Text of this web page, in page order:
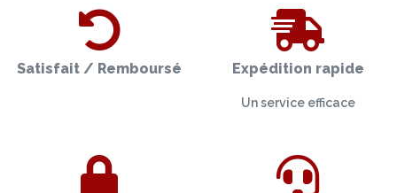
Satisfait / Remboursé Expédition rapide
Un service efficace